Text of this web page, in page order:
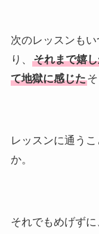
次のレッスンも
り、 それまで嬉
て地獄に感じたそ
レッスンに通う
か。
それでもめげずに